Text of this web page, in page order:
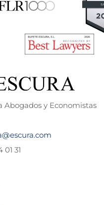
Abogados y Economistas
01 31